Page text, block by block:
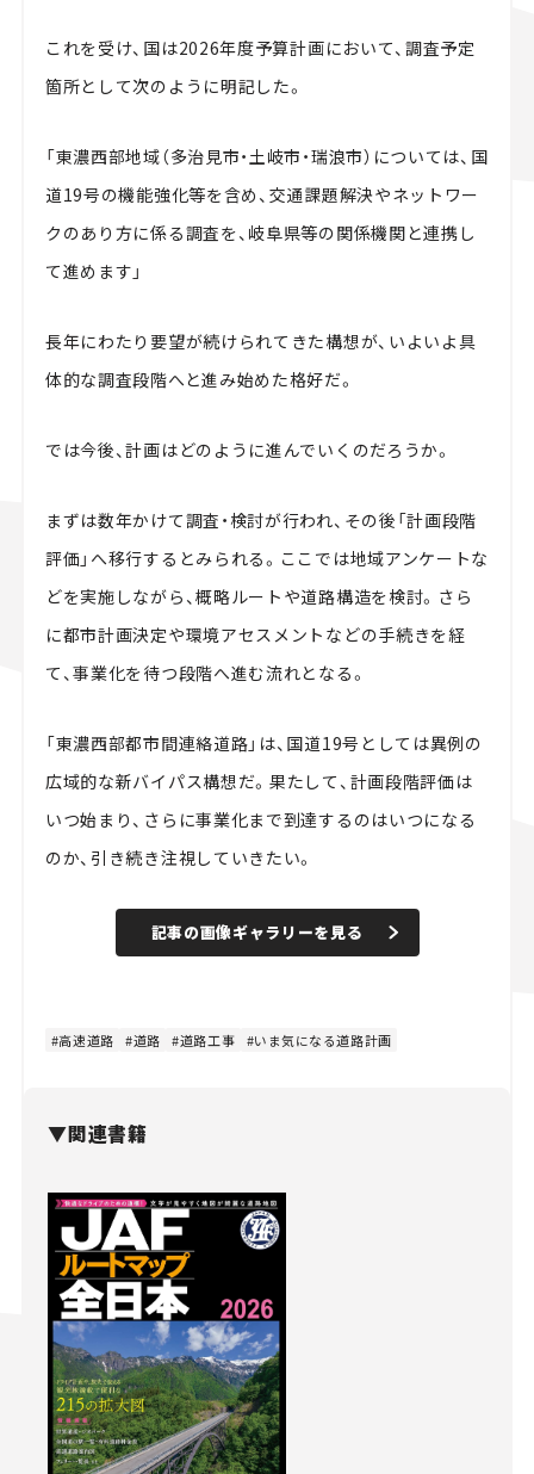
これを受け、国は2026年度予算計画において、調査予定
箇所として次のように明記した。
「東濃西部地域（多治見市・土岐市・瑞浪市）については、国
道19号の機能強化等を含め、交通課題解決やネットワー
クのあり方に係る調査を、岐阜県等の関係機関と連携し
て進めます」
長年にわたり要望が続けられてきた構想が、いよいよ具
体的な調査段階へと進み始めた格好だ。
では今後、計画はどのように進んでいくのだろうか。
まずは数年かけて調査・検討が行われ、その後「計画段階
評価」へ移行するとみられる。ここでは地域アンケートな
どを実施しながら、概略ルートや道路構造を検討。さら
に都市計画決定や環境アセスメントなどの手続きを経
て、事業化を待つ段階へ進む流れとなる。
「東濃西部都市間連絡道路」は、国道19号としては異例の
広域的な新バイパス構想だ。果たして、計画段階評価は
いつ始まり、さらに事業化まで到達するのはいつになる
のか、引き続き注視していきたい。
記事の画像ギャラリーを見る
高速道路 道路 道路工事 いま気になる道路計画
▼関連書籍